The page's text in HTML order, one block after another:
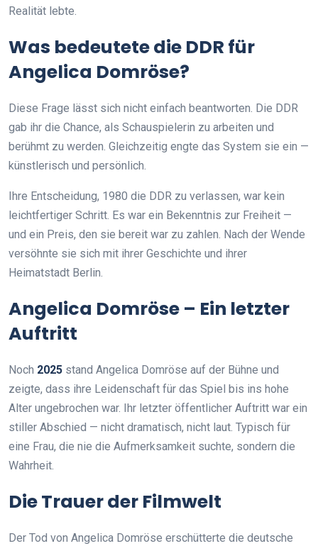
Realität lebte.
Was bedeutete die DDR für
Angelica Domröse?
Diese Frage lässt sich nicht einfach beantworten. Die DDR
gab ihr die Chance, als Schauspielerin zu arbeiten und
berühmt zu werden. Gleichzeitig engte das System sie ein —
künstlerisch und persönlich.
Ihre Entscheidung, 1980 die DDR zu verlassen, war kein
leichtfertiger Schritt. Es war ein Bekenntnis zur Freiheit —
und ein Preis, den sie bereit war zu zahlen. Nach der Wende
versöhnte sie sich mit ihrer Geschichte und ihrer
Heimatstadt Berlin.
Angelica Domröse – Ein letzter
Auftritt
Noch 2025 stand Angelica Domröse auf der Bühne und
zeigte, dass ihre Leidenschaft für das Spiel bis ins hohe
Alter ungebrochen war. Ihr letzter öffentlicher Auftritt war ein
stiller Abschied — nicht dramatisch, nicht laut. Typisch für
eine Frau, die nie die Aufmerksamkeit suchte, sondern die
Wahrheit.
Die Trauer der Filmwelt
Der Tod von Angelica Domröse erschütterte die deutsche